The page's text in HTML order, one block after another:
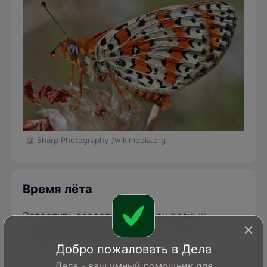
Sharp Photography /wikimedia.org
Время лёта
Встретить взрослых бабочек разных
генераций в средней широте можно с
апреля по сентябрь.
Добро пожаловать в Дела